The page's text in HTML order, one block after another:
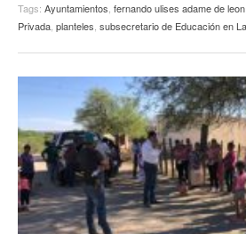
Tags: Ayuntamientos, fernando ulises adame de leon
Privada, planteles, subsecretario de Educación en